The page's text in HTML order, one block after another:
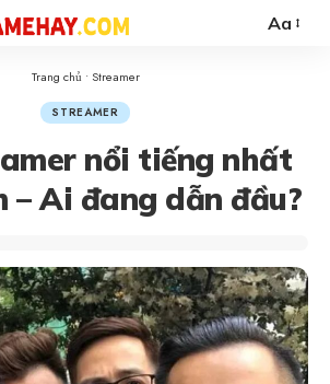
Aa
Trang chủ• Streamer
STREAMER
nổi tiếng nhất
– Ai đang dẫn đầu?